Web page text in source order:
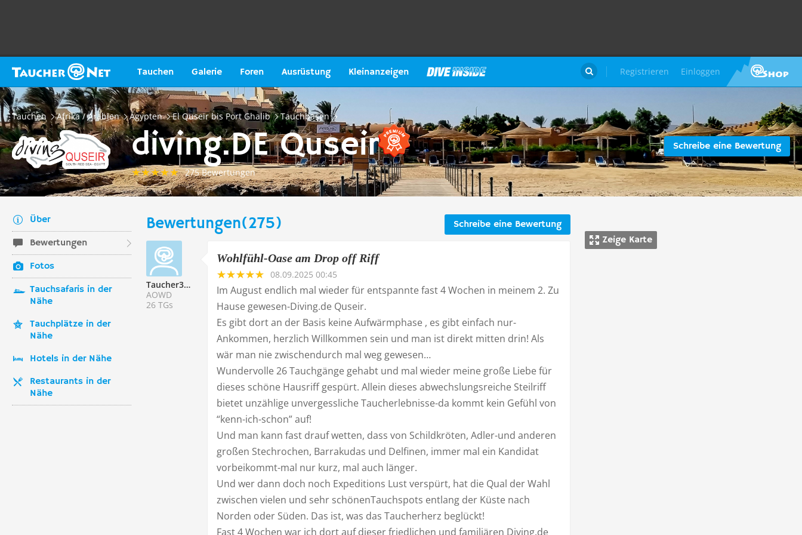
Tauchen Galerie Foren Ausrüstung Kleinanzeigen Registrieren Einloggen

Tauchen Afrika / Arabien Ägypten El Quseir bis Port Ghalib Tauchbasen
Schreibe eine Bewertung
diving.DE Quseir
275 Bewertungen
Über
Bewertungen
Fotos
Tauchsafaris in der
Nähe
Tauchplätze in der
Nähe
Hotels in der Nähe
Restaurants in der
Nähe
Zeige Karte
Schreibe eine Bewertung
Bewertungen(275)
Taucher338560
AOWD
26 TGs
Wohlfühl-Oase am Drop off Riff
08.09.2025 00:45
Im August endlich mal wieder für entspannte fast 4 Wochen in meinem 2. Zu
Hause gewesen-Diving.de Quseir.
Es gibt dort an der Basis keine Aufwärmphase , es gibt einfach nur-
Ankommen, herzlich Willkommen sein und man ist direkt mitten drin! Als
wär man nie zwischendurch mal weg gewesen…
Wundervolle 26 Tauchgänge gehabt und mal wieder meine große Liebe für
dieses schöne Hausriff gespürt. Allein dieses abwechslungsreiche Steilriff
bietet unzählige unvergessliche Taucherlebnisse-da kommt kein Gefühl von
“kenn-ich-schon” auf!
Und man kann fast drauf wetten, dass von Schildkröten, Adler-und anderen
großen Stechrochen, Barrakudas und Delfinen, immer mal ein Kandidat
vorbeikommt-mal nur kurz, mal auch länger.
Und wer dann doch noch Expeditions Lust verspürt, hat die Qual der Wahl
zwischen vielen und sehr schönenTauchspots entlang der Küste nach
Norden oder Süden. Das ist, was das Taucherherz beglückt!
Fast 4 Wochen war ich dort auf dieser friedlichen und familiären Diving.de